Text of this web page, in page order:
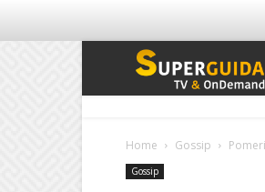
Home Gossip
Gossip